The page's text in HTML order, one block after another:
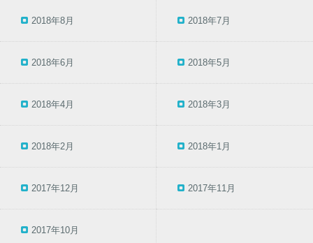
2018年8月 2018年7月
2018年6月 2018年5月
2018年4月 2018年3月
2018年2月 2018年1月
2017年12月 2017年11月
2017年10月